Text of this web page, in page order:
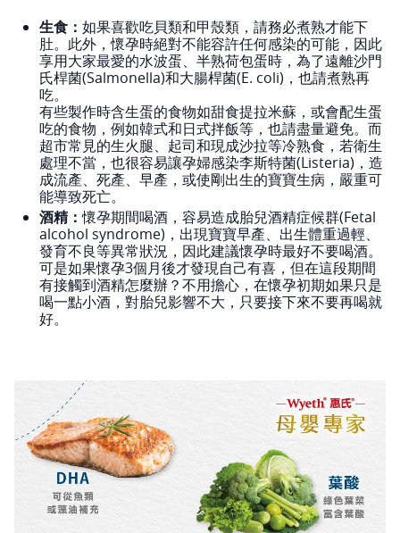
生食： 如果喜歡吃貝類和甲殼類，請務必煮熟才能下
肚。此外，懷孕時絕對不能容許任何感染的可能，因此
享用大家最愛的水波蛋、半熟荷包蛋時，為了遠離沙門
氏桿菌(Salmonella)和大腸桿菌(E. coli)，也請煮熟再
吃。
有些製作時含生蛋的食物如甜食提拉米蘇，或會配生蛋
吃的食物，例如韓式和日式拌飯等，也請盡量避免。而
超市常見的生火腿、起司和現成沙拉等冷熟食，若衛生
處理不當，也很容易讓孕婦感染李斯特菌(Listeria)，造
成流產、死產、早產，或使剛出生的寶寶生病，嚴重可
能導致死亡。
酒精：懷孕期間喝酒，容易造成胎兒酒精症候群(Fetal
alcohol syndrome)，出現寶寶早產、出生體重過輕、
發育不良等異常狀況，因此建議懷孕時最好不要喝酒。
可是如果懷孕3個月後才發現自己有喜，但在這段期間
有接觸到酒精怎麼辦？不用擔心，在懷孕初期如果只是
喝一點小酒，對胎兒影響不大，只要接下來不要再喝就
好。